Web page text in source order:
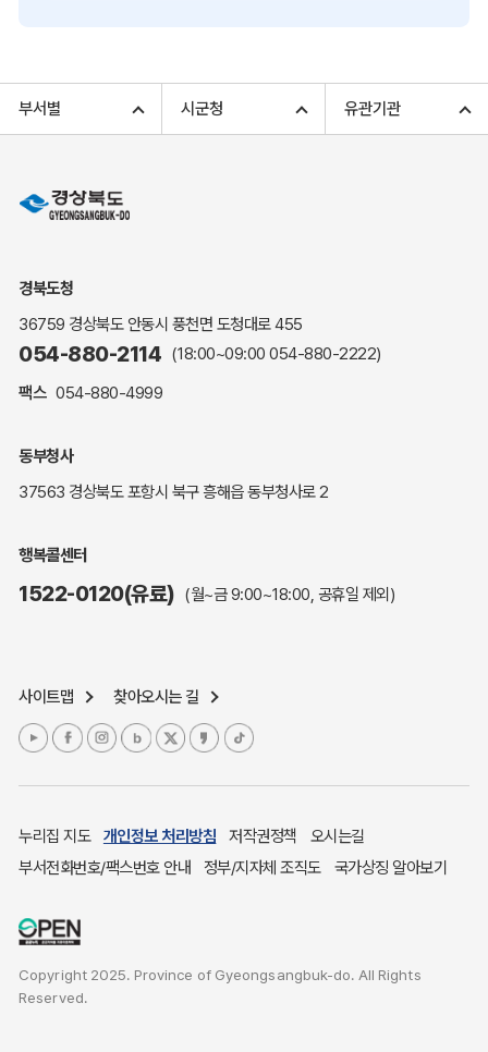
고향사랑기부 아너스 클럽
민원상담
민원안내
해명·설명자료
자주하는 질문
복지신문고
세입세출예산서
업무추진비 공개
주민참여예산제도
여성복지
장애인 복지시책
귀농귀촌종합지원센터
부동산중개보수 안내
부서별 시군청 유관기관
경북도청
36759 경상북도 안동시 풍천면 도청대로 455
054-880-2114 (18:00~09:00 054-880-2222)
팩스 054-880-4999
동부청사
37563 경상북도 포항시 북구 흥해읍 동부청사로 2
행복콜센터
1522-0120(유료) (월~금 9:00~18:00, 공휴일 제외)
사이트맵 찾아오시는 길
누리집 지도 개인정보 처리방침 저작권정책
오시는길
부서전화번호/팩스번호 안내
정부/지자체 조직도 국가상징 알아보기
Copyright 2025. Province of Gyeongsangbuk-do. All Rights
Reserved.